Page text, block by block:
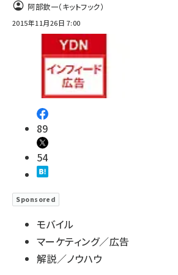
阿部欽一（キットフック）
2015年11月26日 7:00
89
54
Sponsored
モバイル
マーケティング／広告
解説／ノウハウ